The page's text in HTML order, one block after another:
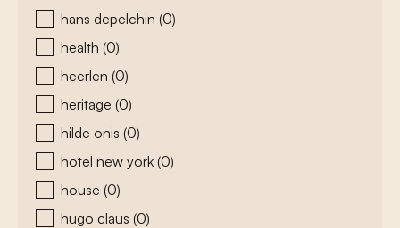
hans depelchin (0)
health (0)
heerlen (0)
heritage (0)
hilde onis (0)
hotel new york (0)
house (0)
hugo claus (0)